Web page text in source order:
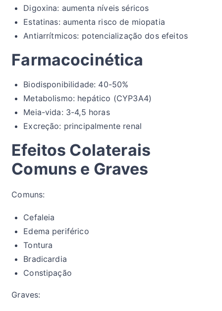
Digoxina: aumenta níveis séricos
Estatinas: aumenta risco de miopatia
Antiarrítmicos: potencialização dos efeitos
Farmacocinética
Biodisponibilidade: 40-50%
Metabolismo: hepático (CYP3A4)
Meia-vida: 3-4,5 horas
Excreção: principalmente renal
Efeitos Colaterais
Comuns e Graves
Comuns:
Cefaleia
Edema periférico
Tontura
Bradicardia
Constipação
Graves: